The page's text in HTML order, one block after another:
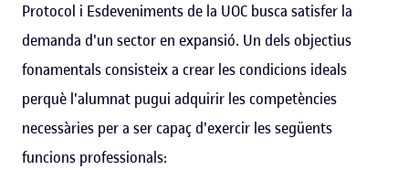
Protocol i Esdeveniments de la UOC busca satisfer la
demanda d'un sector en expansió. Un dels objectius
fonamentals consisteix a crear les condicions ideals
perquè l'alumnat pugui adquirir les competències
necessàries per a ser capaç d'exercir les següents
funcions professionals: